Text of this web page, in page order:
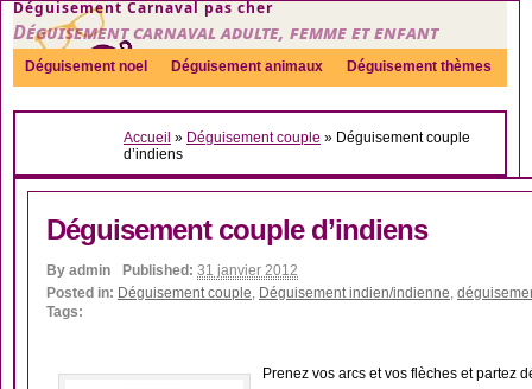
Déguisement Carnaval pas cher
Déguisement carnaval adulte, femme et enfant
Déguisement noel Déguisement animaux Déguisement thèmes
Sexy Déguisement couple Déguisements par genre Idées
Accueil » Déguisement couple » Déguisement couple
d’indiens
Déguisement couple d’indiens
By admin Published: 31 janvier 2012
Posted in: Déguisement couple, Déguisement indien/indienne,
Tags:
Prenez vos arcs et vos flèches et partez